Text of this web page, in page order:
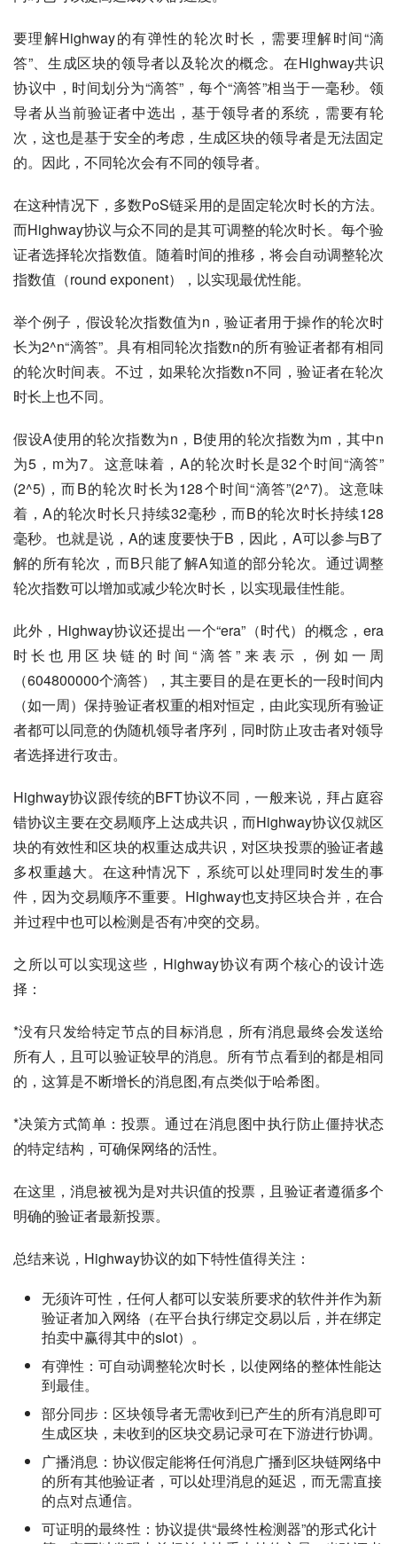
要理解Highway的有弹性的轮次时长，需要理解时间“滴
答”、生成区块的领导者以及轮次的概念。在Highway共识
协议中，时间划分为“滴答”，每个“滴答”相当于一毫秒。领
导者从当前验证者中选出，基于领导者的系统，需要有轮
次，这也是基于安全的考虑，生成区块的领导者是无法固定
的。因此，不同轮次会有不同的领导者。
在这种情况下，多数PoS链采用的是固定轮次时长的方法。
而Highway协议与众不同的是其可调整的轮次时长。每个验
证者选择轮次指数值。随着时间的推移，将会自动调整轮次
指数值（round exponent），以实现最优性能。
举个例子，假设轮次指数值为n，验证者用于操作的轮次时
长为2^n“滴答”。具有相同轮次指数n的所有验证者都有相同
的轮次时间表。不过，如果轮次指数n不同，验证者在轮次
时长上也不同。
假设A使用的轮次指数为n，B使用的轮次指数为m，其中n
为5，m为7。这意味着，A的轮次时长是32个时间“滴答”
(2^5)，而B的轮次时长为128个时间“滴答”(2^7)。这意味
着，A的轮次时长只持续32毫秒，而B的轮次时长持续128
毫秒。也就是说，A的速度要快于B，因此，A可以参与B了
解的所有轮次，而B只能了解A知道的部分轮次。通过调整
轮次指数可以增加或减少轮次时长，以实现最佳性能。
此外，Highway协议还提出一个“era”（时代）的概念，era
时长也用区块链的时间“滴答”来表示，例如一周
（604800000个滴答），其主要目的是在更长的一段时间内
（如一周）保持验证者权重的相对恒定，由此实现所有验证
者都可以同意的伪随机领导者序列，同时防止攻击者对领导
者选择进行攻击。
Highway协议跟传统的BFT协议不同，一般来说，拜占庭容
错协议主要在交易顺序上达成共识，而Highway协议仅就区
块的有效性和区块的权重达成共识，对区块投票的验证者越
多权重越大。在这种情况下，系统可以处理同时发生的事
件，因为交易顺序不重要。Highway也支持区块合并，在合
并过程中也可以检测是否有冲突的交易。
之所以可以实现这些，Highway协议有两个核心的设计选
择：
*没有只发给特定节点的目标消息，所有消息最终会发送给
所有人，且可以验证较早的消息。所有节点看到的都是相同
的，这算是不断增长的消息图,有点类似于哈希图。
*决策方式简单：投票。通过在消息图中执行防止僵持状态
的特定结构，可确保网络的活性。
在这里，消息被视为是对共识值的投票，且验证者遵循多个
明确的验证者最新投票。
总结来说，Highway协议的如下特性值得关注：
无须许可性，任何人都可以安装所要求的软件并作为新
验证者加入网络（在平台执行绑定交易以后，并在绑定
拍卖中赢得其中的slot）。
有弹性：可自动调整轮次时长，以使网络的整体性能达
到最佳。
部分同步：区块领导者无需收到已产生的所有消息即可
生成区块，未收到的区块交易记录可在下游进行协调。
广播消息：协议假定能将任何消息广播到区块链网络中
的所有其他验证者，可以处理消息的延迟，而无需直接
的点对点通信。
可证明的最终性：协议提供“最终性检测器”的形式化计